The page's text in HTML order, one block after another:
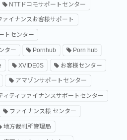
NTTドコモサポートセンター
ァイナンスお客様サポート
トセンター
ター Pornhub Porn hub
XVIDE0S お客様センター
アマゾンサポートセンター
ィティファイナンスサポートセンター
ファイナンス様 センター
地方裁判所管理局